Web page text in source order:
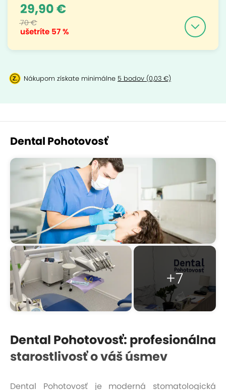
ušetríte 57 %
29,90 €
70 €
Nákupom získate minimálne 5 bodov (0,03 €)
Dental Pohotovosť
+7
Dental Pohotovosť: profesionálna
starostlivosť o váš úsmev
Dental Pohotovosť je moderná stomatologická